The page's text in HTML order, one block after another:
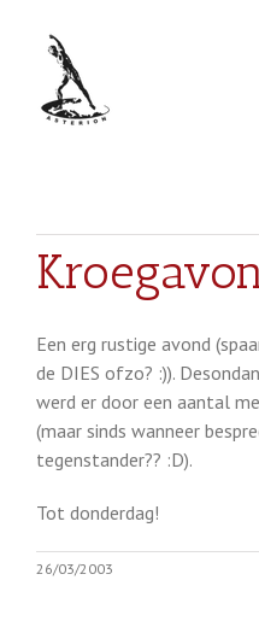
Een erg rustige avond
de DIES ofzo? :)).
werd er door een aantal
(maar sinds wanneer
tegenstander?? :D).
Tot donderdag!
26/03/2003